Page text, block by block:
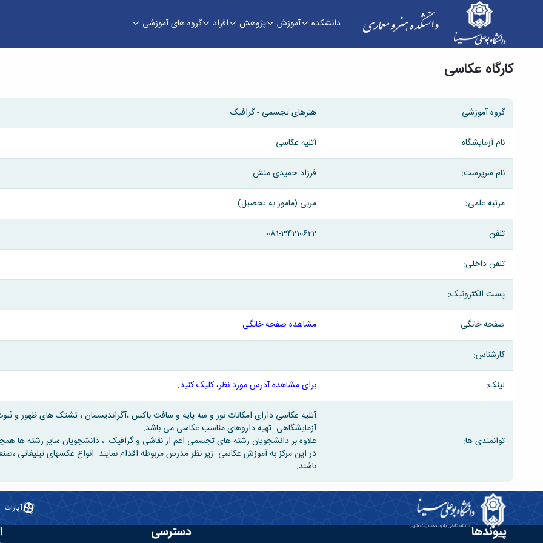
دانشکده آموزش پژوهش افراد گروه های آموزشی
کارگاه عکاسی
گروه آموزشی: هنرهای تجسمی - گرافیک
نام آزمایشگاه: آتلیه عکاسی
نام سرپرست: فرزاد حمیدی منش
مرتبه علمی: مربی (مامور به تحصیل)
تلفن: 081-34210622
تلفن داخلی:
پست الکترونیک:
صفحه خانگی: مشاهده صفحه خانگی
کارشناس:
لینک: برای مشاهده آدرس مورد نظر، کلیک کنید.
توانمندی ها:
آتلیه عکاسی دارای امکانات نور و سه پایه و سافت باکس ،آگراندیسمان ، تشتک های ظهور و
آزمایشگاهی تهیه داروهای مناسب عکاسی می باشد.
علاوه بر دانشجویان رشته های تجسمی اعم از نقاشی و گرافیک ، دانشجویان سایر رشته ها
در این مرکز به آموزش عکاسی زیر نظر مدرس مربوطه اقدام نمایند. انواع عکسهای تبلیغاتی
باشند.
آپارات
پیوندها دسترسی